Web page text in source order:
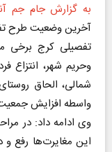
به گزارش جام جم
آخرین وضعیت طرح
تفصیلی کرج برخی
وحریم شهر، انتزاع
شمالی، الحاق
واسطه افزایش
وی ادامه داد: در
این مغایرت‌ها رفع و